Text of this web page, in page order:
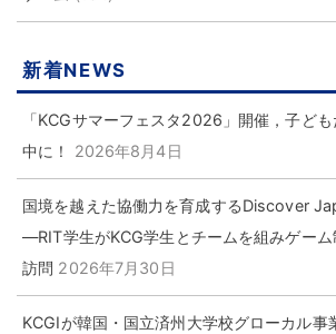
新着NEWS
「KCGサマーフェスタ2026」開催，子ど
中に！
2026年8月4日
国境を越えた協働力を育成するDiscover
―RIT学生がKCG学生とチームを組みゲーム
訪問 2026年7月30日
KCGIが韓国・国立済州大学校グローカル事